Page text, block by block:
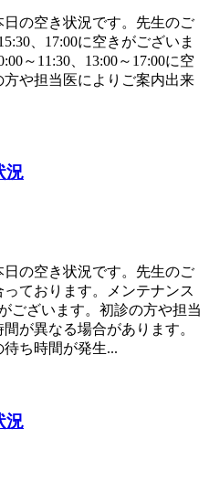
の空き状況です。先生のご
、17:00に空きがございま
～11:30、13:00～17:00に空
や担当医によりご案内出来
況
の空き状況です。先生のご
ております。メンテナンス
ございます。初診の方や担当
が異なる場合があります。
ち時間が発生...
況